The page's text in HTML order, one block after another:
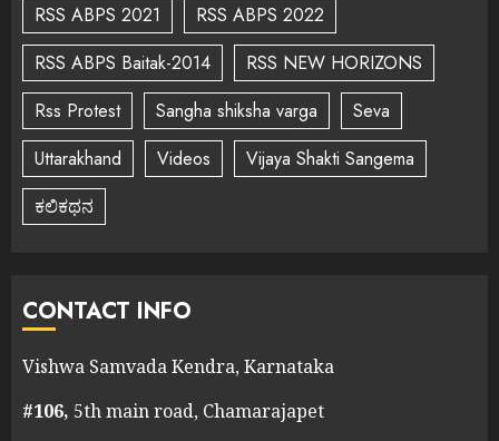
RSS ABPS 2021
RSS ABPS 2022
RSS ABPS Baitak-2014
RSS NEW HORIZONS
Rss Protest
Sangha shiksha varga
Seva
Uttarakhand
Videos
Vijaya Shakti Sangema
ಕಲಿಕಥನ
CONTACT INFO
Vishwa Samvada Kendra, Karnataka
#106, 5th main road, Chamarajapet